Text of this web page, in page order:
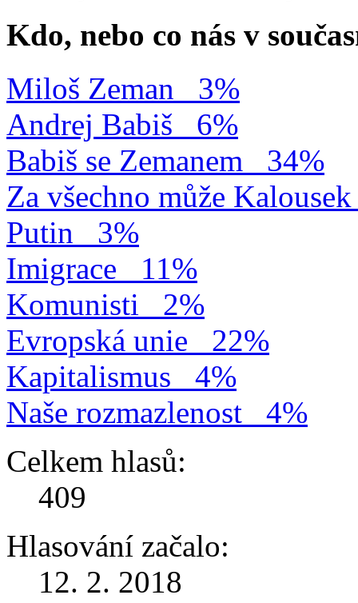
Kdo, nebo co nás v
Miloš Zeman
3%
Andrej Babiš
6%
Babiš se Zemanem
34%
Za všechno může Kalousek
Putin
3%
Imigrace
11%
Komunisti
2%
Evropská unie
22%
Kapitalismus
4%
Naše rozmazlenost
4%
Celkem hlasů:
409
Hlasování začalo:
12. 2. 2018